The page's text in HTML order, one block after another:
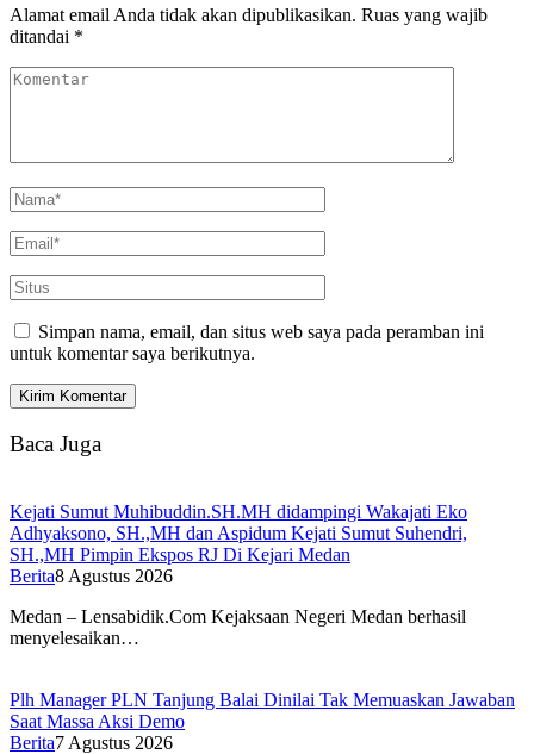
Alamat email Anda tidak akan dipublikasikan. Ruas yang wajib
ditandai *
Simpan nama, email, dan situs web saya pada peramban ini
untuk komentar saya berikutnya.
Baca Juga
Kejati Sumut Muhibuddin.SH.MH didampingi Wakajati Eko
Adhyaksono, SH.,MH dan Aspidum Kejati Sumut Suhendri,
SH.,MH Pimpin Ekspos RJ Di Kejari Medan
Berita8 Agustus 2026
Medan – Lensabidik.Com Kejaksaan Negeri Medan berhasil
menyelesaikan…
Plh Manager PLN Tanjung Balai Dinilai Tak Memuaskan Jawaban
Saat Massa Aksi Demo
Berita7 Agustus 2026